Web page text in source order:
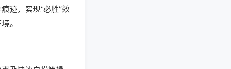
迹，实现“必胜”效
。